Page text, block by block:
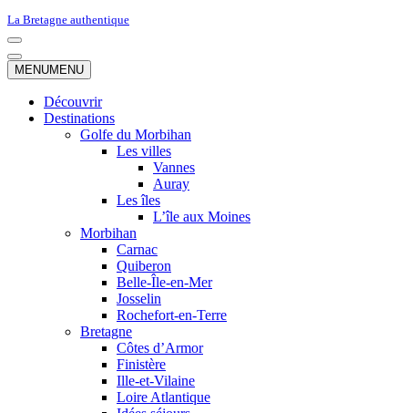
La Bretagne authentique
Menu
de
navigation
Menu
de
MENUMENU
Découvrir
Destinations
Golfe du Morbihan
Les villes
Vannes
Auray
Les îles
L’île aux Moines
Morbihan
Carnac
Quiberon
Belle-Île-en-Mer
Josselin
Rochefort-en-Terre
Bretagne
Côtes d’Armor
Finistère
Ille-et-Vilaine
Loire Atlantique